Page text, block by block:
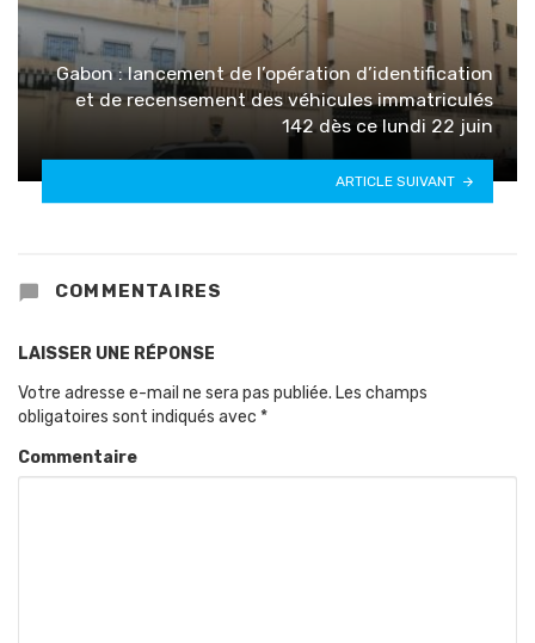
Gabon : lancement de l’opération d’identification
et de recensement des véhicules immatriculés
142 dès ce lundi 22 juin
ARTICLE SUIVANT
COMMENTAIRES
LAISSER UNE RÉPONSE
Votre adresse e-mail ne sera pas publiée. Les champs
obligatoires sont indiqués avec *
Commentaire